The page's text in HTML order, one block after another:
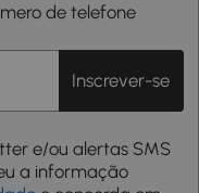
de telefone
Inscrever-se
e/ou alertas SMS
a informação